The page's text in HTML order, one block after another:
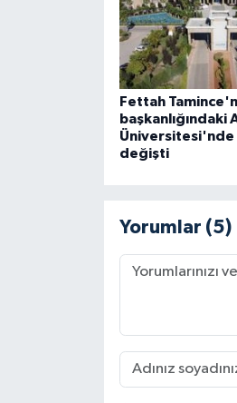
Fettah
başkanlığındaki
Üniversitesi'nde
değişti
Yorumlar (5)